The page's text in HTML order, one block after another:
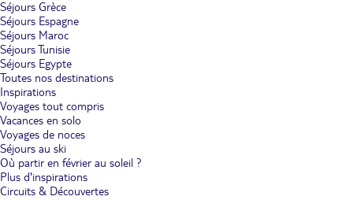
Séjours Grèce
Séjours Espagne
Séjours Maroc
Séjours Tunisie
Séjours Egypte
Toutes nos destinations
Inspirations
Voyages tout compris
Vacances en solo
Voyages de noces
Séjours au ski
Où partir en février au soleil ?
Plus d'inspirations
Circuits & Découvertes